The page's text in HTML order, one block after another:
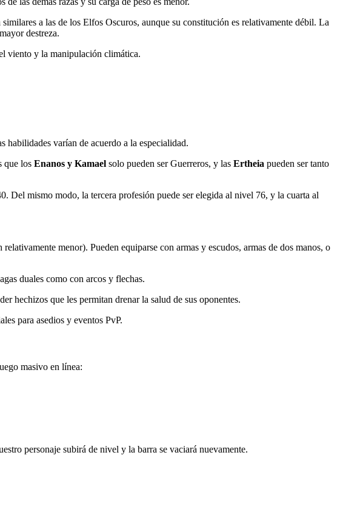
a las de los Elfos Oscuros, aunque su constitución es relativamente débil. La
destreza.
viento y la manipulación climática.
habilidades varían de acuerdo a la especialidad.
que los Enanos y Kamael solo pueden ser Guerreros, y las Ertheia pueden ser tanto
Del mismo modo, la tercera profesión puede ser elegida al nivel 76, y la cuarta al
menor). Pueden equiparse con armas y escudos, armas de dos manos, o
duales como con arcos y flechas.
hechizos que les permitan drenar la salud de sus oponentes.
para asedios y eventos PvP.
masivo en línea:
personaje subirá de nivel y la barra se vaciará nuevamente.